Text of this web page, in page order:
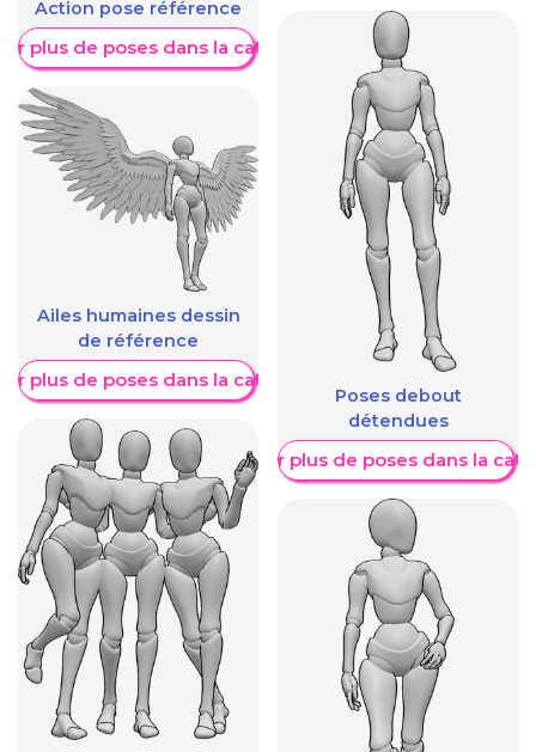
Action pose référence
plus de poses dans la catégorie
Ailes humaines dessin
de référence
plus de poses dans la catégorie
Poses debout
détendues
Afficher plus de poses dans la